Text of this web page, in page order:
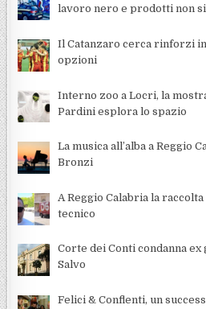
lavoro nero e prodotti non
Il Catanzaro cerca rinforzi
opzioni
Interno zoo a Locri, la
Pardini esplora lo spazio
La musica all’alba a Reggio
Bronzi
A Reggio Calabria la
tecnico
Corte dei Conti condanna
Salvo
Felici & Conflenti, un